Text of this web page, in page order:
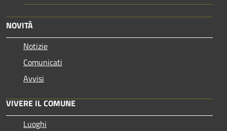
NOVITÀ
Notizie
Comunicati
Avvisi
VIVERE IL COMUNE
Luoghi